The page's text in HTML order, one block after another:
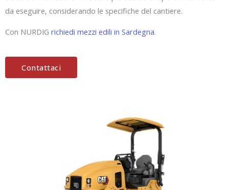
da eseguire, considerando le specifiche del cantiere.
Con NURDIG richiedi mezzi edili in Sardegna.
Contattaci